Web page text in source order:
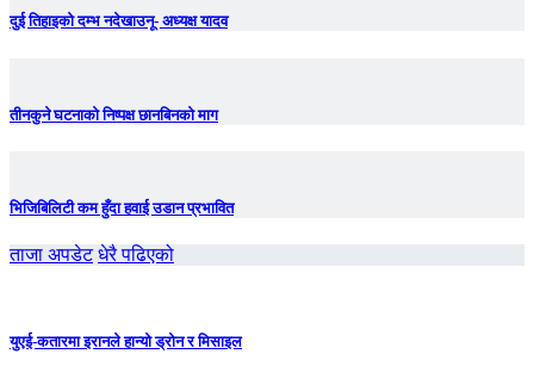
दुई तिहाइको दम्भ नदेखाउनू- अध्यक्ष यादव
तीनकुने घटनाकाे निष्पक्ष छानबिनकाे माग
भिजिबिलिटी कम हुँदा हवाई उडान प्रभावित
ताजा अपडेट धेरै पढिएको
युएई-कतारमा इरानले हान्यो ड्रोन र मिसाइल